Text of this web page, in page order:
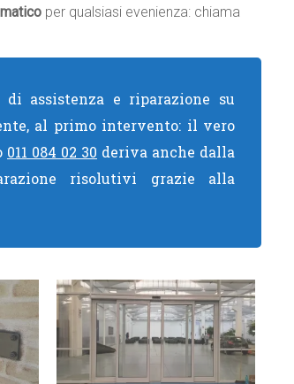
per qualsiasi evenienza: chiama
assistenza e riparazione su
al primo intervento: il vero
011 084 02 30 deriva anche dalla
risolutivi grazie alla